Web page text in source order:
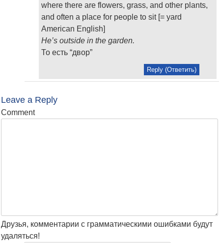
where there are flowers, grass, and other plants,
and often a place for people to sit [= yard
American English]
He’s outside in the garden.
То есть “двор”
Reply (Ответить)
Leave a Reply
Comment
Друзья, комментарии с грамматическими ошибками будут
удаляться!